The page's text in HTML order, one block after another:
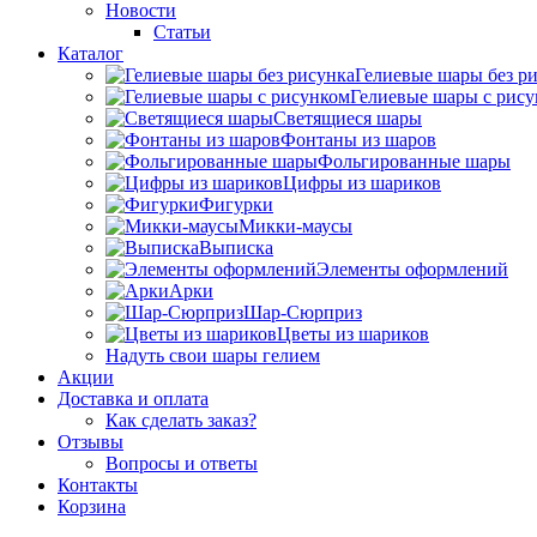
Новости
Статьи
Каталог
Гелиевые шары без
Гелиевые шары с
Светящиеся шары
Фонтаны из шаров
Фольгированные шары
Цифры из шариков
Фигурки
Микки-маусы
Выписка
Элементы оформлений
Арки
Шар-Сюрприз
Цветы из шариков
Надуть свои шары гелием
Акции
Доставка и оплата
Как сделать заказ?
Отзывы
Вопросы и ответы
Контакты
Корзина